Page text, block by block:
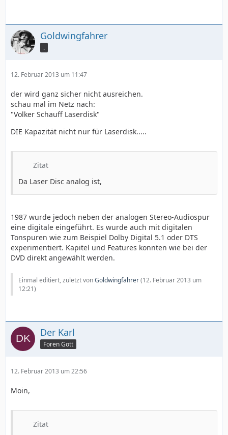
Goldwingfahrer
.
12. Februar 2013 um 11:47
der wird ganz sicher nicht ausreichen.
schau mal im Netz nach:
"Volker Schauff Laserdisk"
DIE Kapazität nicht nur für Laserdisk.....
Zitat
Da Laser Disc analog ist,
1987 wurde jedoch neben der analogen Stereo-Audiospur
eine digitale eingeführt. Es wurde auch mit digitalen
Tonspuren wie zum Beispiel Dolby Digital 5.1 oder DTS
experimentiert. Kapitel und Features konnten wie bei der
DVD direkt angewählt werden.
Einmal editiert, zuletzt vonGoldwingfahrer(12. Februar 2013 um
12:21)
Der Karl
Foren Gott
12. Februar 2013 um 22:56
Moin,
Zitat